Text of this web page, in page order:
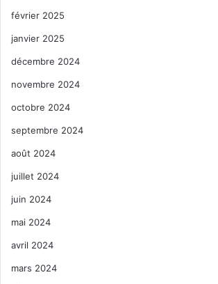
février 2025
janvier 2025
décembre 2024
novembre 2024
octobre 2024
septembre 2024
août 2024
juillet 2024
juin 2024
mai 2024
avril 2024
mars 2024